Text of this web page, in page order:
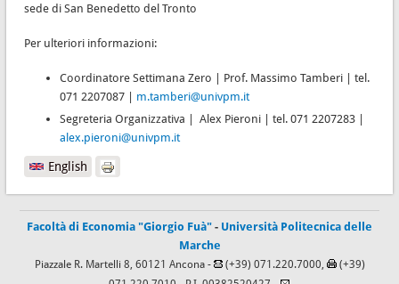
sede di San Benedetto del Tronto
Per ulteriori informazioni:
Coordinatore Settimana Zero | Prof. Massimo Tamberi | tel.
071 2207087 | m.tamberi@univpm.it
Segreteria Organizzativa | Alex Pieroni | tel. 071 2207283 |
alex.pieroni@univpm.it
English
Facoltà di Economia "Giorgio Fuà" - Università Politecnica delle
Marche
Piazzale R. Martelli 8, 60121 Ancona - (+39) 071.220.7000,
(+39)